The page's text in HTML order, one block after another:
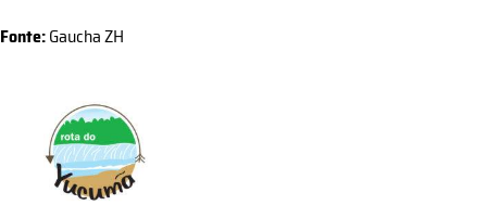
Fonte:Gaucha ZH